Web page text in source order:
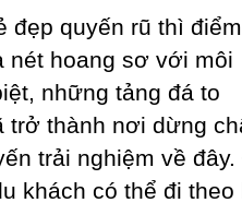
đẹp quyến rũ thì điểm
nét hoang sơ với môi
những tảng đá to
trở thành nơi dừng
trải nghiệm về
khách có thể đi theo